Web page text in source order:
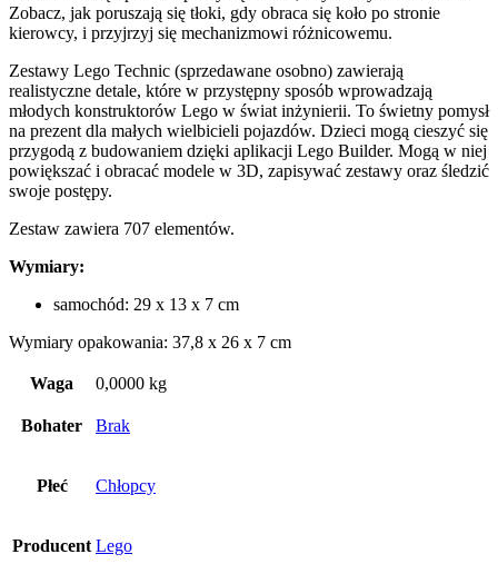
Zobacz, jak poruszają się tłoki, gdy obraca się koło po stronie
kierowcy, i przyjrzyj się mechanizmowi różnicowemu.
Zestawy Lego Technic (sprzedawane osobno) zawierają
realistyczne detale, które w przystępny sposób wprowadzają
młodych konstruktorów Lego w świat inżynierii. To świetny pomysł
na prezent dla małych wielbicieli pojazdów. Dzieci mogą cieszyć się
przygodą z budowaniem dzięki aplikacji Lego Builder. Mogą w niej
powiększać i obracać modele w 3D, zapisywać zestawy oraz śledzić
swoje postępy.
Zestaw zawiera 707 elementów.
Wymiary:
samochód: 29 x 13 x 7 cm
Wymiary opakowania: 37,8 x 26 x 7 cm
Waga 0,0000 kg
Bohater Brak
Płeć Chłopcy
Producent Lego